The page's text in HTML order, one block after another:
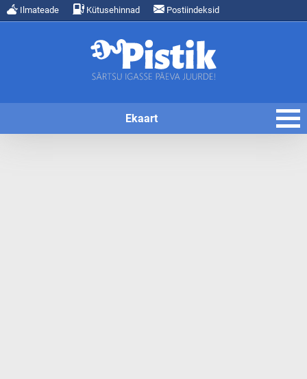
Ilmateade Kütusehinnad Postiindeksid
Ekaart